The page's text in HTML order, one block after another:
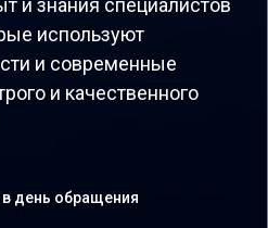
и знания специалистов
используют
и современные
и качественного
день обращения